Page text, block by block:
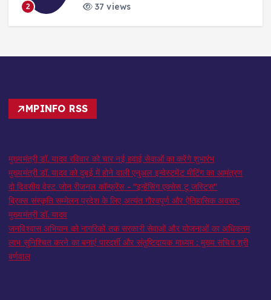
2
37 views
MPINFO RSS
मुख्यमंत्री डॉ. यादव रविवार को चार नई हवाई सेवाओं का करेंगे शुभारंभ
मुख्यमंत्री डॉ. यादव को दुबई में होने वाली एनुअल इन्वेस्टमेंट मीटिंग का आमंत्रण
दो दिवसीय वेस्ट जोन रीजनल कॉन्फ्रेंस - "इन्हेंसिंग एक्सेस टू जस्टिस"
ब्रिक्स संस्कृति सम्मेलन प्रदेश के लिए अत्यंत गौरवपूर्ण और ऐतिहासिक अवसर:
मुख्यमंत्री डॉ. यादव
जनविश्वास अभियान को नागरिकों तक सरकारी सेवाओं और योजनाओं का अधिकतम
लाभ सुनिश्चित करने का बनाएं पारदर्शी और संतुष्टिदायक माध्यम : मुख्य सचिव श्री
बर्णवाल